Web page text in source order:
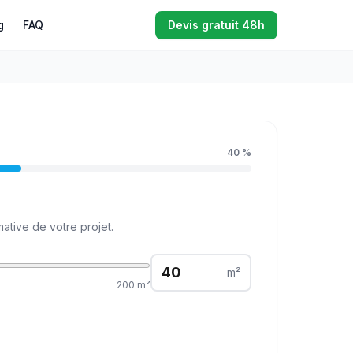
FAQ Devis gratuit 48h
40 %
de votre projet.
200 m²
m²